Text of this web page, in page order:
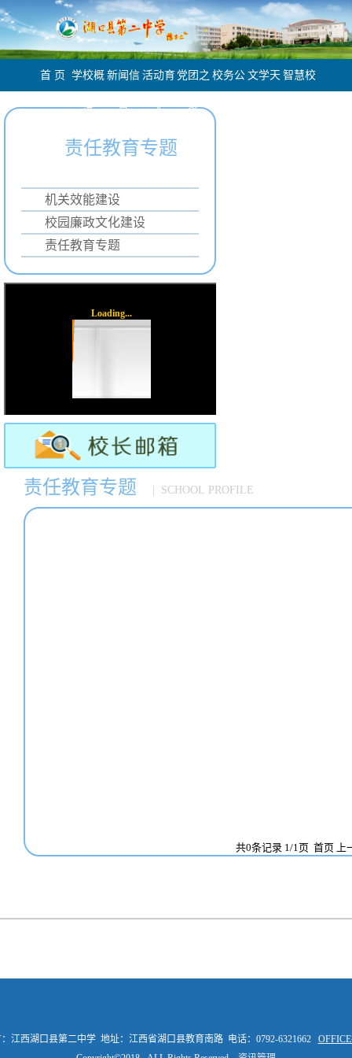
首 页 学校概
况
新闻信
息
活动育
人
党团之
家
校务公 文学天 智慧校
责任教育专题
机关效能建设
校园廉政文化建设
责任教育专题
Loading...
责任教育专题 | SCHOOL PROFILE
共0条记录 1/1页 首页 上
江西湖口县第二中学 地址：江西省湖口县教育南路 电话：0792-6321662